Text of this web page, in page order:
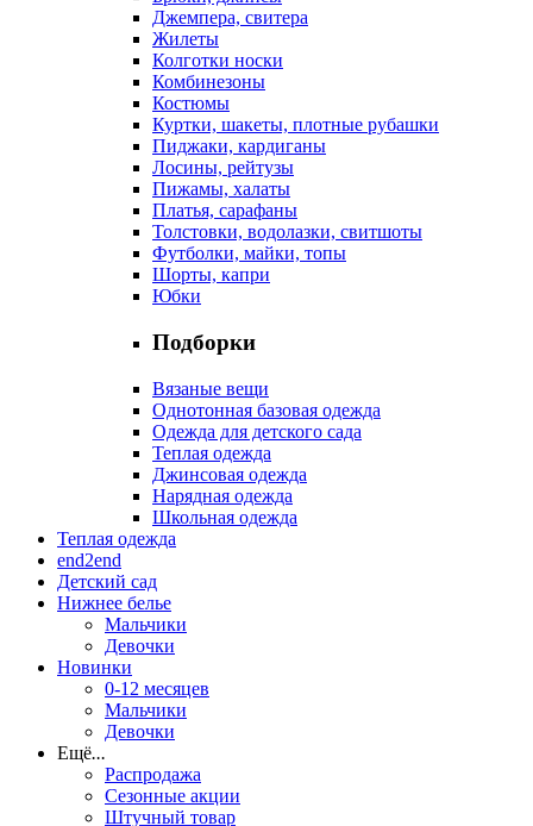
Джемпера, свитера
Жилеты
Колготки носки
Комбинезоны
Костюмы
Куртки, шакеты, плотные рубашки
Пиджаки, кардиганы
Лосины, рейтузы
Пижамы, халаты
Платья, сарафаны
Толстовки, водолазки, свитшоты
Футболки, майки, топы
Шорты, капри
Юбки
Подборки
Вязаные вещи
Однотонная базовая одежда
Одежда для детского сада
Теплая одежда
Джинсовая одежда
Нарядная одежда
Школьная одежда
Теплая одежда
end2end
Детский сад
Нижнее белье
Мальчики
Девочки
Новинки
0-12 месяцев
Мальчики
Девочки
Ещё...
Распродажа
Сезонные акции
Штучный товар